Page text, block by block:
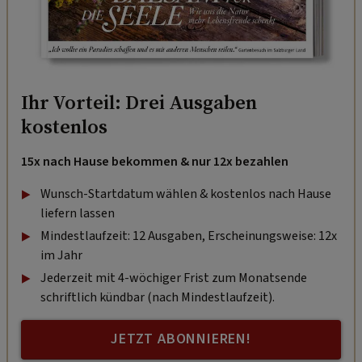
Ihr Vorteil: Drei Ausgaben
kostenlos
15x nach Hause bekommen & nur 12x bezahlen
Wunsch-Startdatum wählen & kostenlos nach Hause
liefern lassen
Mindestlaufzeit: 12 Ausgaben, Erscheinungsweise: 12x
im Jahr
Jederzeit mit 4-wöchiger Frist zum Monatsende
schriftlich kündbar (nach Mindestlaufzeit).
JETZT ABONNIEREN!